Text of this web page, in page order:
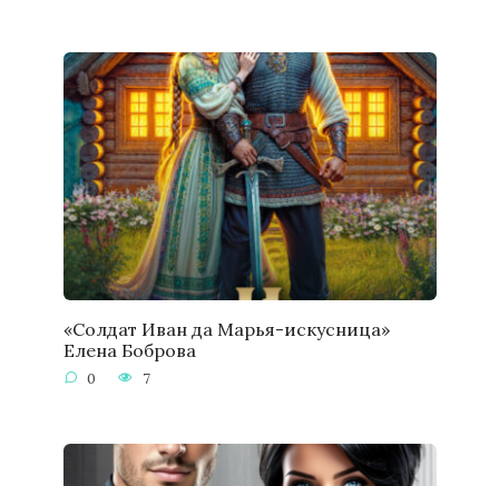
«Солдат Иван да Марья-искусница»
Елена Боброва
0 7